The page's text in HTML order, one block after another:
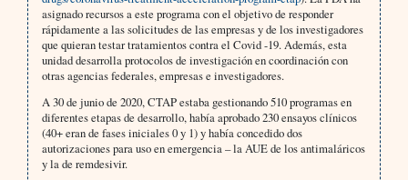
asignado recursos a este programa con el objetivo de responder
rápidamente a las solicitudes de las empresas y de los investigadores
que quieran testar tratamientos contra el Covid -19. Además, esta
unidad desarrolla protocolos de investigación en coordinación con
otras agencias federales, empresas e investigadores.
A 30 de junio de 2020, CTAP estaba gestionando 510 programas en
diferentes etapas de desarrollo, había aprobado 230 ensayos clínicos
(40+ eran de fases iniciales 0 y 1) y había concedido dos
autorizaciones para uso en emergencia – la AUE de los antimaláricos
y la de remdesivir.